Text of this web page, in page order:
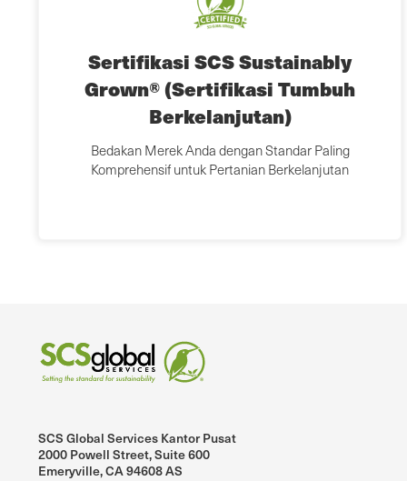
Sertifikasi SCS Sustainably
Grown® (Sertifikasi Tumbuh
Berkelanjutan)
Bedakan Merek Anda dengan Standar Paling
Komprehensif untuk Pertanian Berkelanjutan
SCS Global Services Kantor Pusat
2000 Powell Street, Suite 600
Emeryville, CA 94608 AS